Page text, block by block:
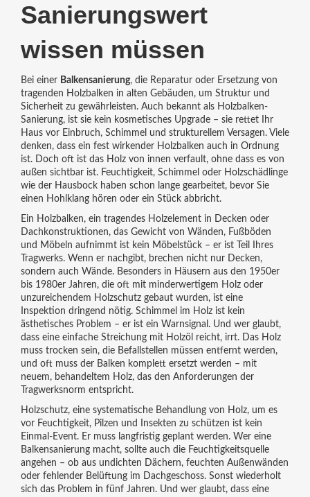
Sanierungswert
wissen müssen
Bei einer Balkensanierung, die Reparatur oder Ersetzung von
tragenden Holzbalken in alten Gebäuden, um Struktur und
Sicherheit zu gewährleisten. Auch bekannt als Holzbalken-
Sanierung, ist sie kein kosmetisches Upgrade – sie rettet Ihr
Haus vor Einbruch, Schimmel und strukturellem Versagen.Viele
denken, dass ein fest wirkender Holzbalken auch in Ordnung
ist. Doch oft ist das Holz von innen verfault, ohne dass es von
außen sichtbar ist. Feuchtigkeit, Schimmel oder Holzschädlinge
wie der Hausbock haben schon lange gearbeitet, bevor Sie
einen Hohlklang hören oder ein Stück abbricht.
Ein Holzbalken, ein tragendes Holzelement in Decken oder
Dachkonstruktionen, das Gewicht von Wänden, Fußböden
und Möbeln aufnimmtist kein Möbelstück – er ist Teil Ihres
Tragwerks. Wenn er nachgibt, brechen nicht nur Decken,
sondern auch Wände. Besonders in Häusern aus den 1950er
bis 1980er Jahren, die oft mit minderwertigem Holz oder
unzureichendem Holzschutz gebaut wurden, ist eine
Inspektion dringend nötig. Schimmel im Holz ist kein
ästhetisches Problem – er ist ein Warnsignal. Und wer glaubt,
dass eine einfache Streichung mit Holzöl reicht, irrt. Das Holz
muss trocken sein, die Befallstellen müssen entfernt werden,
und oft muss der Balken komplett ersetzt werden – mit
neuem, behandeltem Holz, das den Anforderungen der
Tragwerksnorm entspricht.
Holzschutz, eine systematische Behandlung von Holz, um es
vor Feuchtigkeit, Pilzen und Insekten zu schützen ist kein
Einmal-Event. Er muss langfristig geplant werden. Wer eine
Balkensanierung macht, sollte auch die Feuchtigkeitsquelle
angehen – ob aus undichten Dächern, feuchten Außenwänden
oder fehlender Belüftung im Dachgeschoss. Sonst wiederholt
sich das Problem in fünf Jahren. Und wer glaubt, dass eine